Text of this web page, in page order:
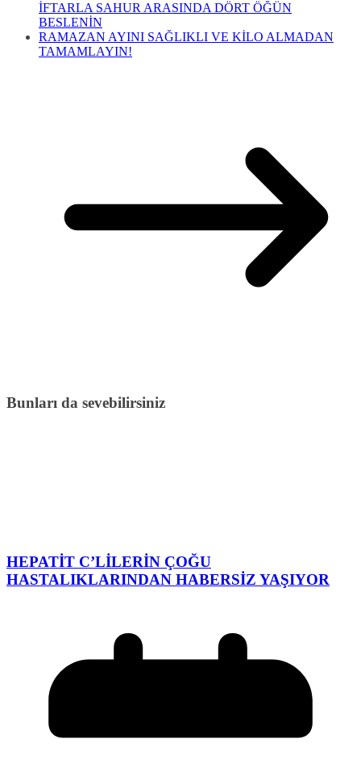
İFTARLA SAHUR ARASINDA DÖRT ÖĞÜN
BESLENİN
RAMAZAN AYINI SAĞLIKLI VE KİLO ALMADAN
TAMAMLAYIN!
Bunları da sevebilirsiniz
HEPATİT C’LİLERİN ÇOĞU
HASTALIKLARINDAN HABERSİZ YAŞIYOR